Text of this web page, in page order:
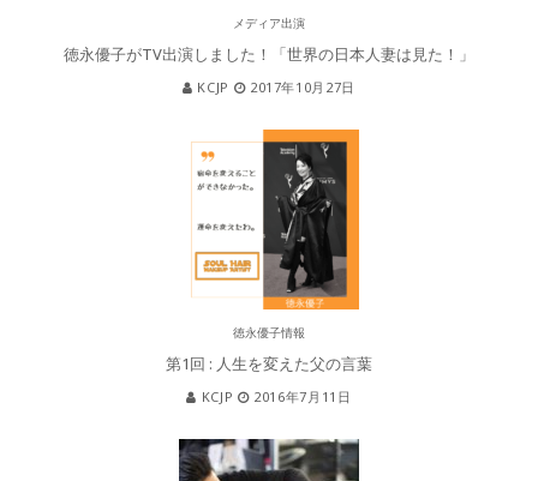
メディア出演
徳永優子がTV出演しました！「世界の日本人妻は見た！」
KCJP 2017年10月27日
徳永優子情報
第1回 : 人生を変えた父の言葉
KCJP 2016年7月11日